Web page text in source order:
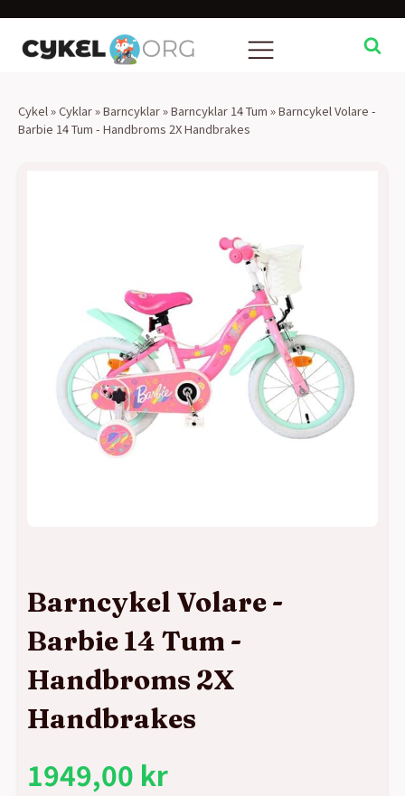
Cykel »Cyklar»Barncyklar»Barncyklar 14 Tum »Barncykel Volare -
Barbie 14 Tum - Handbroms 2X Handbrakes
Barncykel Volare -
Barbie 14 Tum -
Handbroms 2X
Handbrakes
1949,00 kr